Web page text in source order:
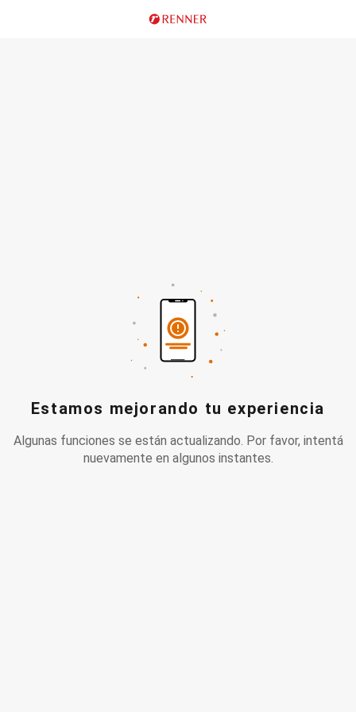
Estamos mejorando tu experiencia
Algunas funciones se están actualizando. Por favor, intentá
nuevamente en algunos instantes.